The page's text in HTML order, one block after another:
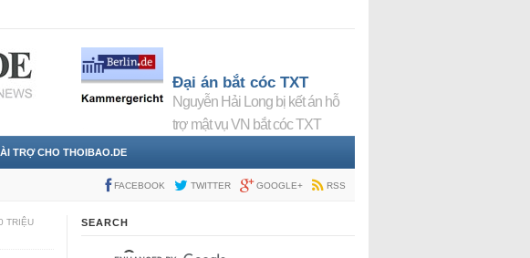
Đại án bắt cóc TXT
Nguyễn Hải Long bị kết án hỗ
trợ mật vụ VN bắt cóc TXT
TRỢ CHO THOIBAO.DE
FACEBOOK TWITTER GOOGLE+ RSS
TRIỆU
SEARCH